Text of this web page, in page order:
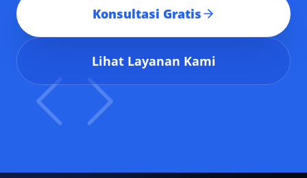
Konsultasi Gratis
Lihat Layanan Kami